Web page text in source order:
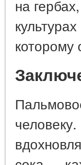
на
которому